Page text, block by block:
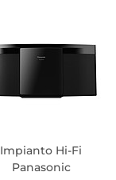
Impianto Hi-Fi
Panasonic